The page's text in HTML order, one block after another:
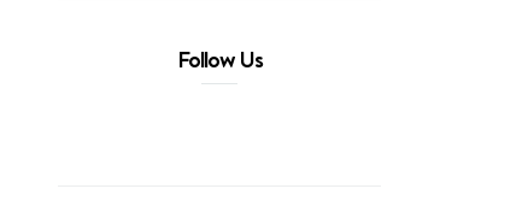
Follow Us